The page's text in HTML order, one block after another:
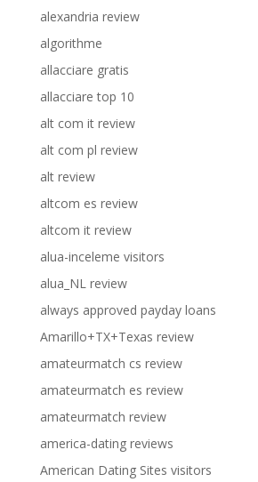
alexandria review
algorithme
allacciare gratis
allacciare top 10
alt com it review
alt com pl review
alt review
altcom es review
altcom it review
alua-inceleme visitors
alua_NL review
always approved payday loans
Amarillo+TX+Texas review
amateurmatch cs review
amateurmatch es review
amateurmatch review
america-dating reviews
American Dating Sites visitors